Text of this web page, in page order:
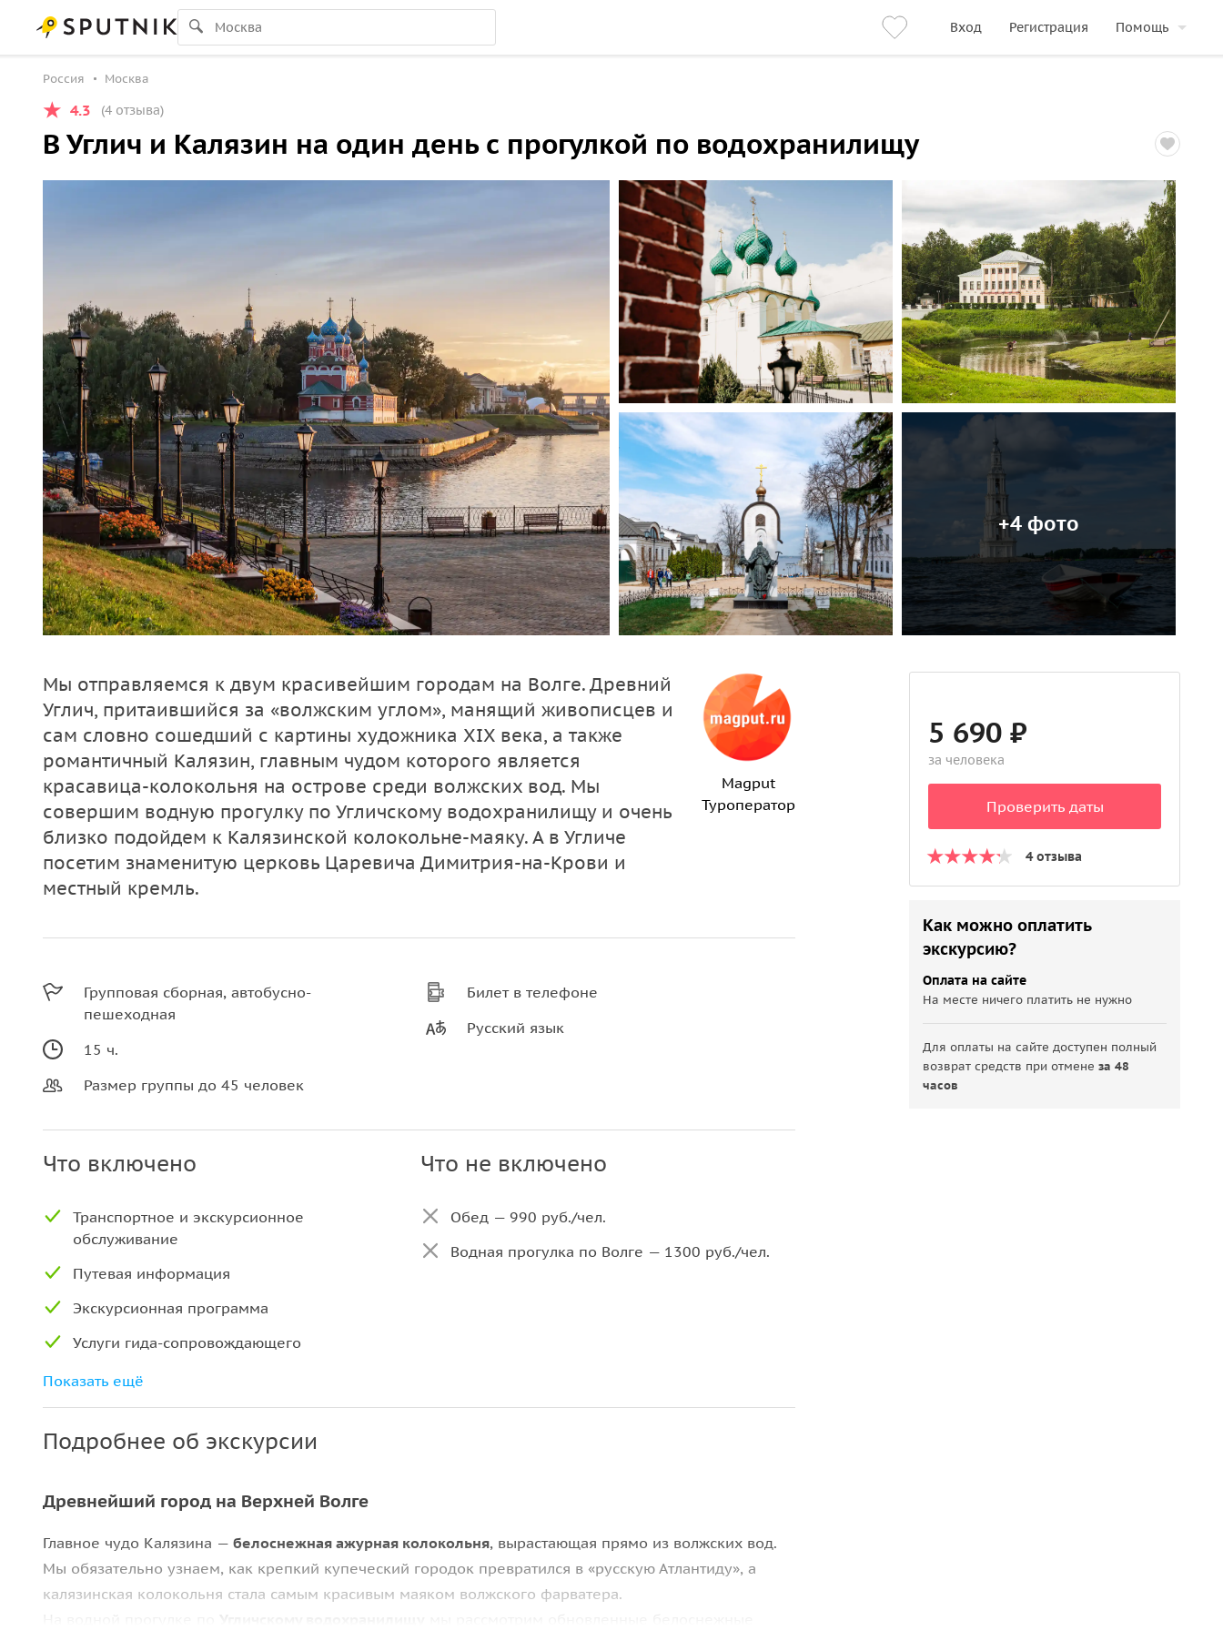
Вход Регистрация Помощь
Россия Москва
4.3 (4 отзыва)
В Углич и Калязин на один день с прогулкой по водохранилищу
+4 фото
Мы отправляемся к двум красивейшим городам на Волге. Древний
Углич, притаившийся за «волжским углом», манящий живописцев и
сам словно сошедший с картины художника XIX века, а также
романтичный Калязин, главным чудом которого является
красавица-колокольня на острове среди волжских вод. Мы
совершим водную прогулку по Угличскому водохранилищу и очень
близко подойдем к Калязинской колокольне-маяку. А в Угличе
посетим знаменитую церковь Царевича Димитрия-на-Крови и
местный кремль.
Magput
Туроператор
Групповая сборная, автобусно-
пешеходная
15 ч.
Размер группы до 45 человек
Билет в телефоне
Русский язык
Что включено
Транспортное и экскурсионное
обслуживание
Путевая информация
Экскурсионная программа
Услуги гида-сопровождающего
Использование устройства «радиогид» с
Что не включено
Обед — 990 руб./чел.
Водная прогулка по Волге — 1300 руб./чел.
Показать ещё
Подробнее об экскурсии
Древнейший город на Верхней Волге
Главное чудо Калязина — белоснежная ажурная колокольня, вырастающая прямо из волжских вод.
Мы обязательно узнаем, как крепкий купеческий городок превратился в «русскую Атлантиду», а
калязинская колокольня стала самым красивым маяком волжского фарватера.
5 690 ₽
за человека
Проверить даты
4 отзыва
Как можно оплатить
экскурсию?
Оплата на сайте
На месте ничего платить не нужно
Для оплаты на сайте доступен полный
возврат средств при отменеза 48
часов